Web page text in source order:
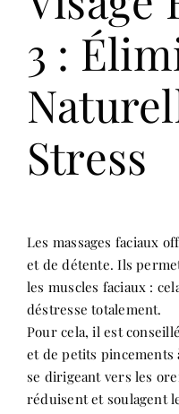
3 :
Stress
Les massages faciaux
et de détente. Ils
les muscles faciaux :
déstresse totalement.
Pour cela, il est
et de petits pincements
se dirigeant vers les
réduisent et soulagent